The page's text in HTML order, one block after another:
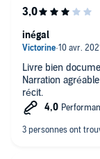
Livre bien
Narration
récit.
inégal